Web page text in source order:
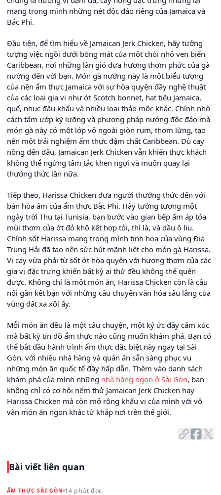
mang trong mình những nét độc đáo riêng của Jamaica và
Bắc Phi.
Đầu tiên, để tìm hiểu về Jamaican Jerk Chicken, hãy tưởng
tượng việc ngồi dưới bóng mát của một chòi nhỏ ven biển
Caribbean, nơi những làn gió đưa hương thơm phức của gà
nướng đến với bạn. Món gà nướng này là một biểu tượng
của nền ẩm thực Jamaica với sự hòa quyện đầy nghệ thuật
của các loại gia vị như ớt Scotch bonnet, hạt tiêu Jamaica,
quế, nhục đậu khấu và nhiều loại thảo mộc khác. Chính nhờ
cách tẩm ướp kỹ lưỡng và phương pháp nướng độc đáo mà
món gà này có một lớp vỏ ngoài giòn rụm, thơm lừng, tạo
nên một trải nghiệm ẩm thực đậm chất Caribbean. Dù cay
nồng đến đâu, Jamaican Jerk Chicken vẫn khiến thực khách
không thể ngừng tấm tắc khen ngợi và muốn quay lại
thưởng thức lần nữa.
Tiếp theo, Harissa Chicken đưa người thưởng thức đến với
bản hòa âm của ẩm thực Bắc Phi. Hãy tưởng tượng một
ngày trời Thu tại Tunisia, bạn bước vào gian bếp ấm áp tỏa
mùi thơm của ớt đỏ khô kết hợp tỏi, thì là, và dầu ô liu.
Chính sốt Harissa mang trong mình tinh hoa của vùng Địa
Trung Hải đã tạo nên sức hút mãnh liệt cho món gà Harissa.
Vị cay vừa phải từ sốt ớt hòa quyện với hương thơm của các
gia vị đặc trưng khiến bất kỳ ai thử đều không thể quên
được. Không chỉ là một món ăn, Harissa Chicken còn là cầu
nối gắn kết bạn với những câu chuyện văn hóa sâu lắng của
vùng đất xa xôi ấy.
Mỗi món ăn đều là một câu chuyện, một ký ức đầy cảm xúc
mà bất kỳ tín đồ ẩm thực nào cũng muốn khám phá. Bạn có
thể bắt đầu hành trình ẩm thực đặc biệt này ngay tại Sài
Gòn, với nhiều nhà hàng và quán ăn sẵn sàng phục vụ
những món ăn quốc tế đầy hấp dẫn. Thêm vào danh sách
khám phá của mình những nhà hàng ngon ở Sài Gòn, bạn
không chỉ có cơ hội nếm thử Jamaican Jerk Chicken hay
Harissa Chicken mà còn mở rộng khẩu vị của mình với vô
vàn món ăn ngon khác từ khắp nơi trên thế giới.
Bài viết liên quan
ẨM THỰC SÀI GÒN 14 phút đọc